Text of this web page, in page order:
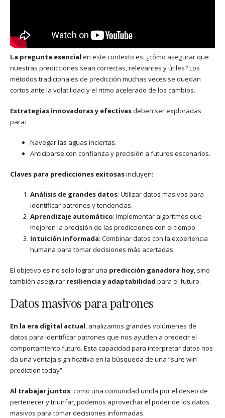
La pregunta esencial en este contexto es: ¿cómo asegurar que
nuestras predicciones sean correctas, relevantes y útiles? Los
métodos tradicionales de predicción muchas veces se quedan
cortos ante la volatilidad y el ritmo acelerado de los cambios.
Estrategias innovadoras y efectivasdeben ser exploradas
para:
Navegar las aguas inciertas.
Anticiparse con confianza y precisión a futuros escenarios.
Claves para predicciones exitosasincluyen:
Análisis de grandes datos: Utilizar datos masivos para
identificar patrones y tendencias.
Aprendizaje automático: Implementar algoritmos que
mejoren la precisión de las predicciones con el tiempo.
Intuición informada: Combinar datos con la experiencia
humana para tomar decisiones más acertadas.
El objetivo es no solo lograr una predicción ganadora hoy, sino
también asegurar resiliencia y adaptabilidad para el futuro.
Datos masivos para patrones
En la era digital actual, analizamos grandes volúmenes de
datos para identificar patrones que nos ayuden a predecir el
comportamiento futuro. Esta capacidad para interpretar datos nos
da una ventaja significativa en la búsqueda de una “sure win
prediction today”.
Al trabajar juntos , como una comunidad unida por el deseo de
pertenecer y triunfar, podemos aprovechar el poder de los datos
masivos para tomar decisiones informadas.